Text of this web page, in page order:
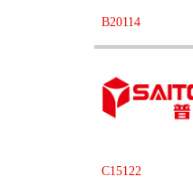
B20114
C15122